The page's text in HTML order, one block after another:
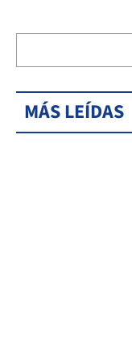
MÁS LEÍDAS